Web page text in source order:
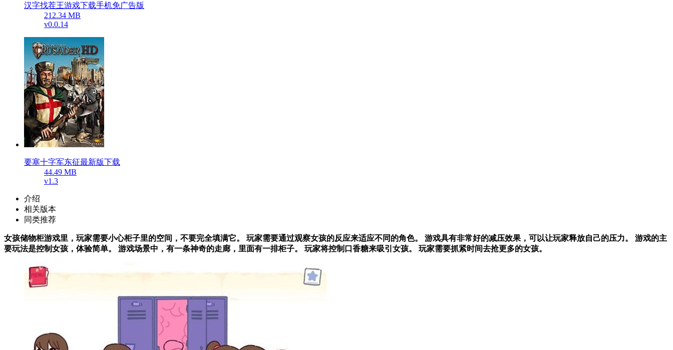
汉字找茬王游戏下载手机免广告版
212.34 MB
v0.0.14
要塞十字军东征最新版下载
44.49 MB
v1.3
介绍
相关版本
同类推荐
女孩储物柜游戏里，玩家需要小心柜子里的空间，不要完全填满它。 玩家需要通过观察女孩的反应来适应不同的角色。 游戏具有非常好的减压效果，可以让玩家释放自己的压力。 游戏的主
要玩法是控制女孩，体验简单。 游戏场景中，有一条神奇的走廊，里面有一排柜子。 玩家将控制口香糖来吸引女孩。 玩家需要抓紧时间去抢更多的女孩。